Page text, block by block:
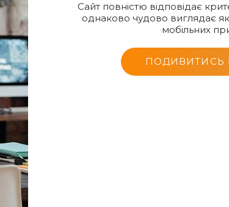
Сайт повністю відповідає
однаково чудово виглядає
мобільних
ПОДИВИТИСЬ